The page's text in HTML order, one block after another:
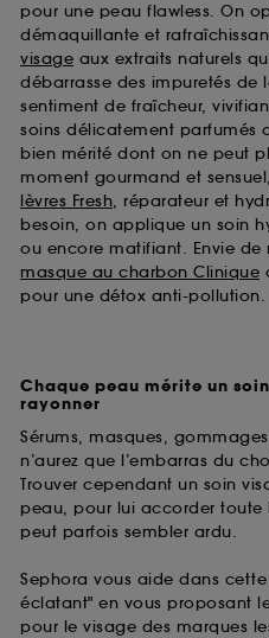
pour une peau flawless. On
démaquillante et
visage aux extraits naturels
débarrasse des impuretés
sentiment de fraîcheur,
soins délicatement parfumés
bien mérité dont on ne peut
moment gourmand et
lèvres Fresh, réparateur et
besoin, on applique un soin
ou encore matifiant. Envie de
masque au charbon Clinique
pour une détox anti-pollution.
Chaque peau mérite un
rayonner
Sérums, masques,
n’aurez que l’embarras du
Trouver cependant un soin
peau, pour lui accorder toute
peut parfois sembler ardu.
Sephora vous aide dans
éclatant" en vous proposant
pour le visage des marques